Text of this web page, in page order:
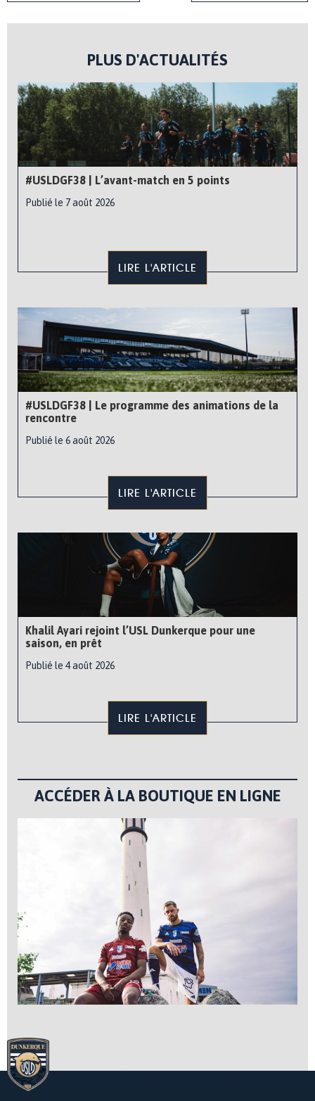
PLUS D'ACTUALITÉS
#USLDGF38 | L’avant-match en 5 points
Publié le 7 août 2026
LIRE L'ARTICLE
#USLDGF38 | Le programme des animations de la
rencontre
Publié le 6 août 2026
LIRE L'ARTICLE
Khalil Ayari rejoint l’USL Dunkerque pour une
saison, en prêt
Publié le 4 août 2026
LIRE L'ARTICLE
ACCÉDER À LA BOUTIQUE EN LIGNE